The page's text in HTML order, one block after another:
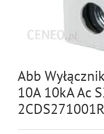
Abb
10A 10kA Ac